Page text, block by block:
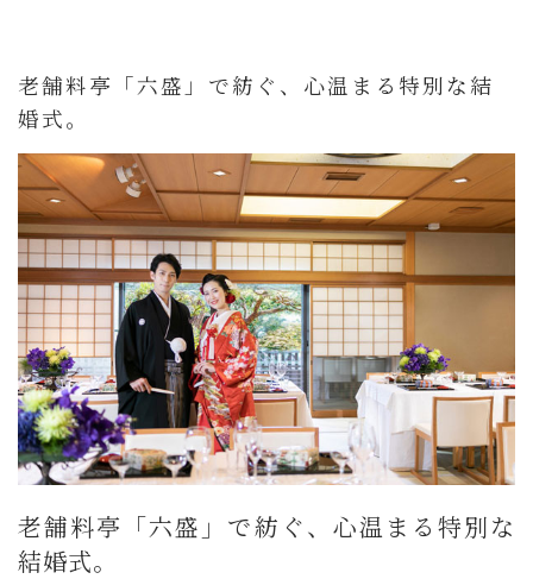
老舗料亭「六盛」で紡ぐ、心温まる特別な結
婚式。
老舗料亭「六盛」で紡ぐ、心温まる特別な
結婚式。